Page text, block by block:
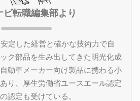
ビ転職編集部より
定した経営と確かな技術力で自
ク部品を生み出してきた明光化成
動車メーカー向け製品に携わる小
り、厚生労働省ユースエール認定
認定も受けている。